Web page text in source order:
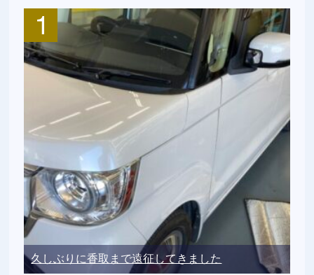
久しぶりに香取まで遠征してきました